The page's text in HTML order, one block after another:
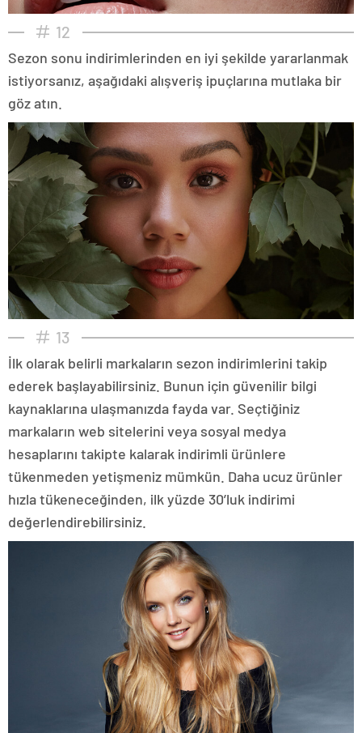
12
Sezon sonu indirimlerinden en iyi şekilde yararlanmak
istiyorsanız, aşağıdaki alışveriş ipuçlarına mutlaka bir
göz atın.
13
İlk olarak belirli markaların sezon indirimlerini takip
ederek başlayabilirsiniz. Bunun için güvenilir bilgi
kaynaklarına ulaşmanızda fayda var. Seçtiğiniz
markaların web sitelerini veya sosyal medya
hesaplarını takipte kalarak indirimli ürünlere
tükenmeden yetişmeniz mümkün. Daha ucuz ürünler
hızla tükeneceğinden, ilk yüzde 30’luk indirimi
değerlendirebilirsiniz.